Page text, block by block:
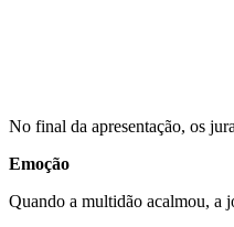
No final da apresentação, os
Emoção
Quando a multidão acalmou, a